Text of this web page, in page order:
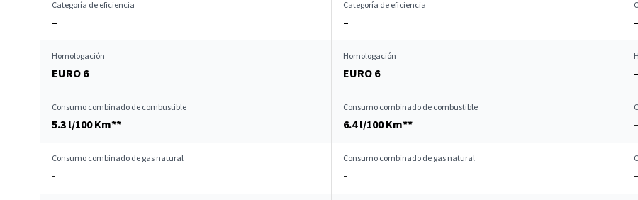
Categoría de eficiencia
–
Categoría de eficiencia
– –
Homologación
EURO 6
Homologación
EURO 6 –
Consumo combinado de combustible
5.3 l/100 Km**
Consumo combinado de combustible
6.4 l/100 Km** –
Consumo combinado de gas natural
-
Consumo combinado de gas natural
- –